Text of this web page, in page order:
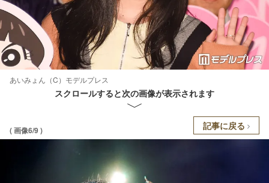
あいみょん（C）モデルプレス
スクロールすると次の画像が表示されます
( 画像6/9 ) 記事に戻る